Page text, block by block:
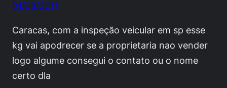
01/08/2011
Caracas, com a inspeção veicular em sp esse
kg vai apodrecer se a proprietaria nao vender
logo algume consegui o contato ou o nome
certo dla